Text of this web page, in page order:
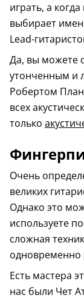
играть, а
выбирает
Lead-
Да, вы можете
утонченным и
Робертом
всех
только
Очень
великих
Однако это
используете
сложная
одновременно
Есть мастера
нас были Чет